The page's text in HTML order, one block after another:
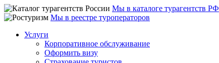
Мы в каталоге турагентств РФ
Мы в реестре туроператоров
Услуги
Корпоративное обслуживание
Оформить визу